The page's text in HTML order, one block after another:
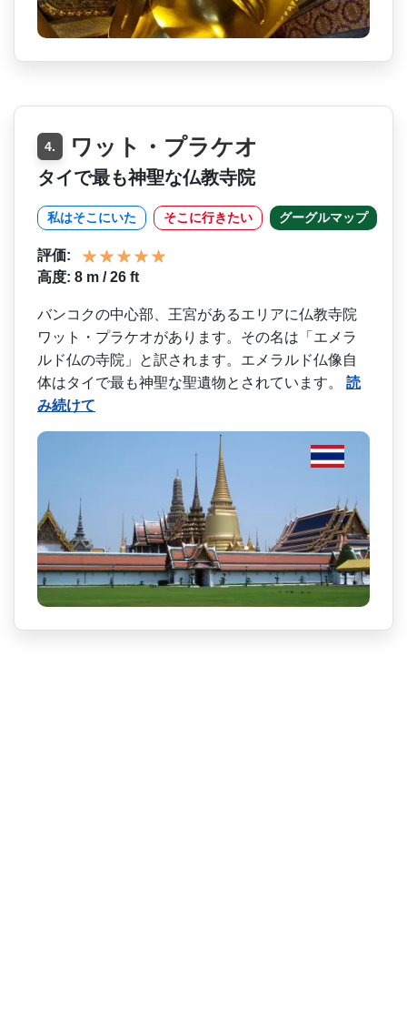
4. ワット・プラケオ
タイで最も神聖な仏教寺院
私はそこにいた そこに行きたい グーグルマップ
評価:
高度: 8 m / 26 ft
バンコクの中心部、王宮があ­るエリアに仏教寺院
ワット・プラケオがあります。そ­の名は「エメラ
ルド仏の寺院」と訳されます。エメラ­ルド仏像自
体はタイで最も神聖な聖遺物とされていま­す。 読
み続けて